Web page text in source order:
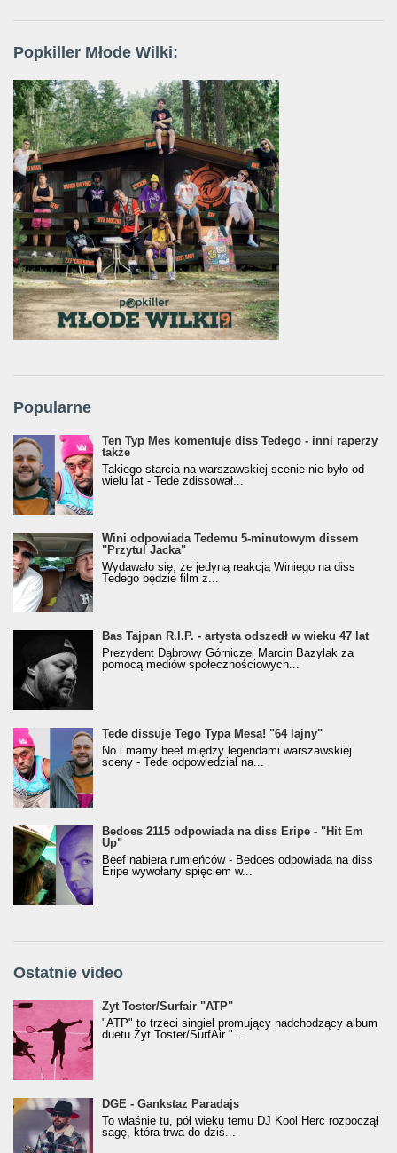
Popkiller Młode Wilki:
Popularne
Ten Typ Mes komentuje diss Tedego - inni raperzy
także
Takiego starcia na warszawskiej scenie nie było od
wielu lat - Tede zdissował...
Wini odpowiada Tedemu 5-minutowym dissem
"Przytul Jacka"
Wydawało się, że jedyną reakcją Winiego na diss
Tedego będzie film z...
Bas Tajpan R.I.P. - artysta odszedł w wieku 47 lat
Prezydent Dąbrowy Górniczej Marcin Bazylak za
pomocą mediów społecznościowych...
Tede dissuje Tego Typa Mesa! "64 lajny"
No i mamy beef między legendami warszawskiej
sceny - Tede odpowiedział na...
Bedoes 2115 odpowiada na diss Eripe - "Hit Em
Up"
Beef nabiera rumieńców - Bedoes odpowiada na diss
Eripe wywołany spięciem w...
Ostatnie video
Żyt Toster/SurfAir - ATP VIDEO
Żyt Toster/Surfair "ATP"
"ATP" to trzeci singiel promujący nadchodzący album
duetu Żyt Toster/SurfAir "...
donGURALesko z nagrodą za
Klasyczny/Trueschoolowy Album Roku
(Popkillery 2023)
DGE - Gankstaz Paradajs
To właśnie tu, pół wieku temu DJ Kool Herc rozpoczął
sagę, która trwa do dziś...